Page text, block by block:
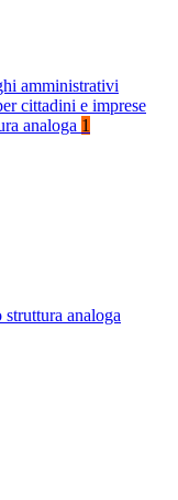
amministrativi
cittadini e imprese
analoga 1
analoga